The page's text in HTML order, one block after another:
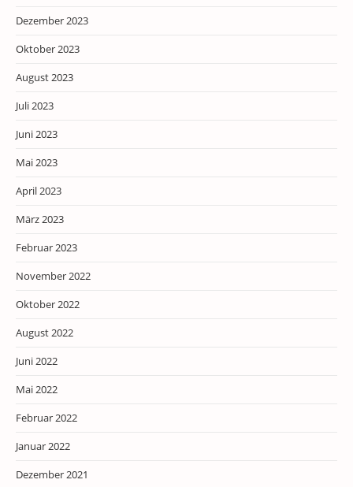
Dezember 2023
Oktober 2023
August 2023
Juli 2023
Juni 2023
Mai 2023
April 2023
März 2023
Februar 2023
November 2022
Oktober 2022
August 2022
Juni 2022
Mai 2022
Februar 2022
Januar 2022
Dezember 2021